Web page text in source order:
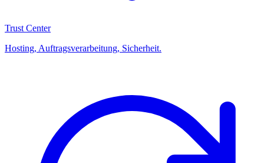
Trust Center
Hosting, Auftragsverarbeitung, Sicherheit.